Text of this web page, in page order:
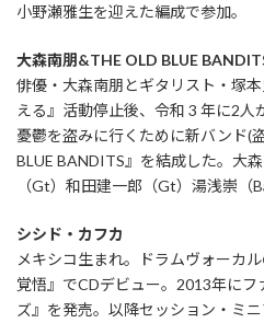
小野瀬雅生を迎えた編成で参加。
大森南朋&THE OLD BLUE
俳優・大森南朋とギタリスト・塚
える』活動停止後、令和 3 年に2
憂鬱を盗みに行くために新バンド(
BLUE BANDITS』を結成した。大
（Gt）和田建一郎（Gt）湯浅崇（
シシド・カフカ
メキシコ生まれ。ドラムヴォーカ
覚悟』でCDデビュー。2013年にフ
ズ』を発売。以降セッション・ミ